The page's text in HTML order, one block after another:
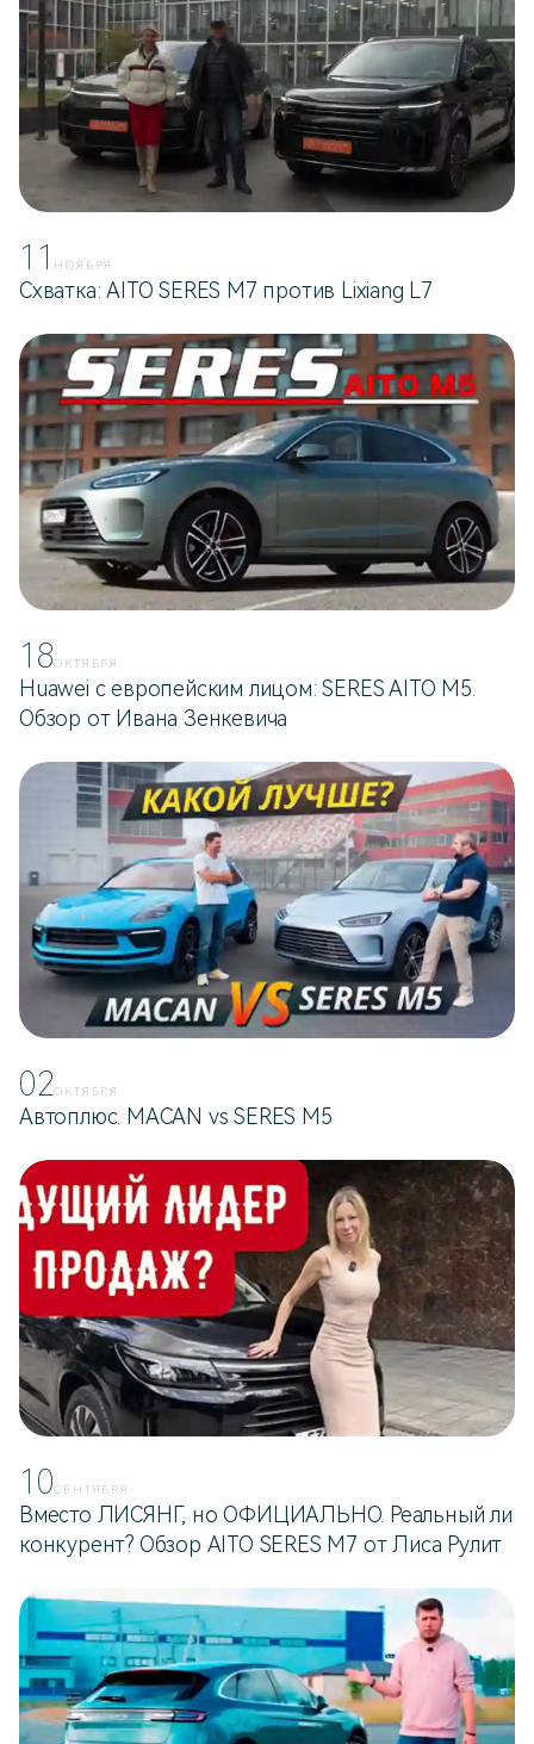
11 НОЯБРЯ
Схватка: AITO SERES M7 против Lixiang L7
18ОКТЯБРЯ
Huawei с европейским лицом: SERES AITO M5.
Обзор от Ивана Зенкевича
02ОКТЯБРЯ
Автоплюс. MACAN vs SERES M5
10СЕНТЯБРЯ
Вместо ЛИСЯНГ, но ОФИЦИАЛЬНО. Реальный ли
конкурент? Обзор AITO SERES M7 от Лиса Рулит